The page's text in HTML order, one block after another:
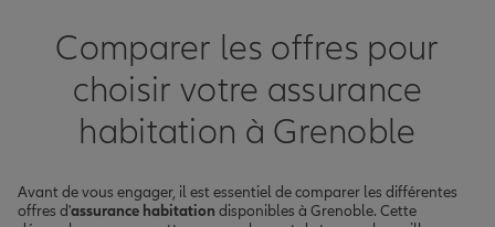
Comparer les offres pour
choisir votre assurance
habitation à Grenoble
Avant de vous engager, il est essentiel de comparer les différentes
offres d'assurance habitation disponibles à Grenoble. Cette